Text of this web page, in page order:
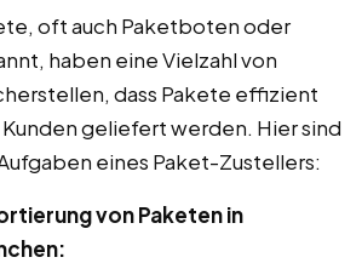
oft auch Paketboten oder
haben eine Vielzahl von
dass Pakete effizient
Kunden geliefert werden. Hier sind
eines Paket-Zustellers:
von Paketen in